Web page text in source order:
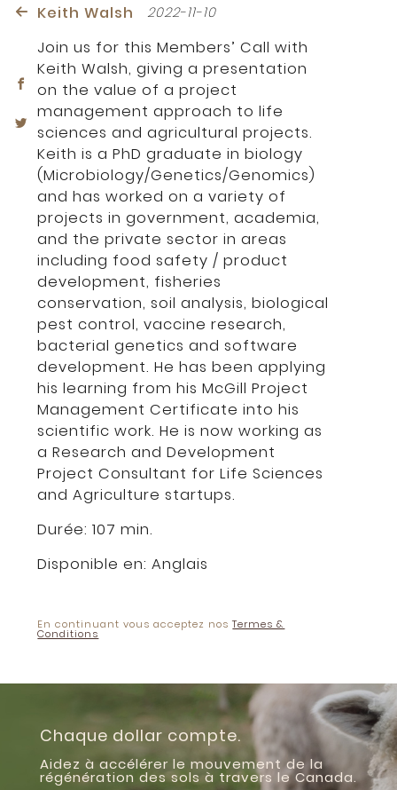
Keith Walsh 2022-11-10
Join us for this Members’ Call with
Keith Walsh, giving a presentation
on the value of a project
management approach to life
sciences and agricultural projects.
Keith is a PhD graduate in biology
(Microbiology/Genetics/Genomics)
and has worked on a variety of
projects in government, academia,
and the private sector in areas
including food safety / product
development, fisheries
conservation, soil analysis, biological
pest control, vaccine research,
bacterial genetics and software
development. He has been applying
his learning from his McGill Project
Management Certificate into his
scientific work. He is now working as
a Research and Development
Project Consultant for Life Sciences
and Agriculture startups.
Durée: 107 min.
Disponible en:Anglais
En continuant vous acceptez nosTermes &
Conditions
Chaque dollar compte.
Aidez à accélérer le mouvement de la
régénération des sols à travers le Canada.